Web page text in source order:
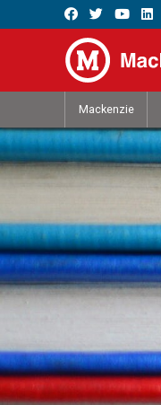
Mackenzie